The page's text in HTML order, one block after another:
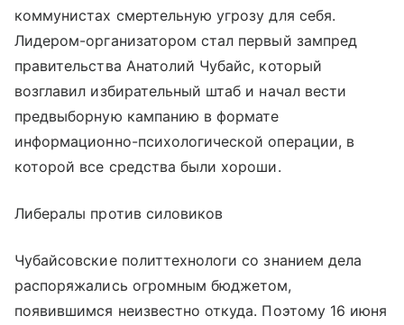
коммунистах смертельную угрозу для себя.
Лидером-организатором стал первый зампред
правительства Анатолий Чубайс, который
возглавил избирательный штаб и начал вести
предвыборную кампанию в формате
информационно-психологической операции, в
которой все средства были хороши.
Либералы против силовиков
Чубайсовские политтехнологи со знанием дела
распоряжались огромным бюджетом,
появившимся неизвестно откуда. Поэтому 16 июня